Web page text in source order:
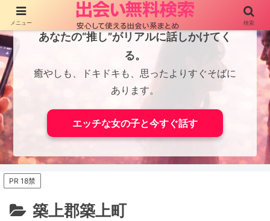
あなたの“推し”がリアルに話しかけてく
る。
癒やしも、ドキドキも、思ったよりすぐそばに
あります。
エッチな女の子と今すぐ話す
PR 18禁
築上郡築上町
メニュー 検索